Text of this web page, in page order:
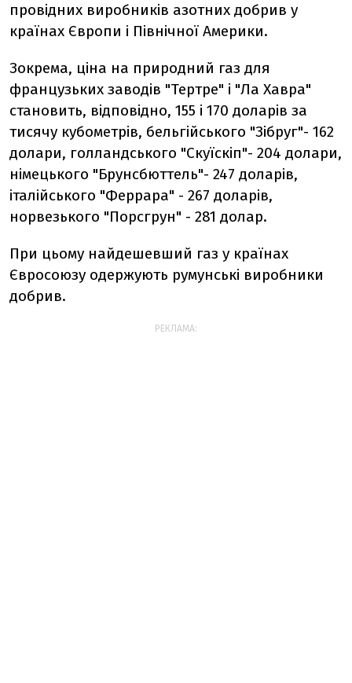
провідних виробників азотних добрив у
країнах Європи і Північної Америки.
Зокрема, ціна на природний газ для
французьких заводів "Тертре" і "Ла Хавра"
становить, відповідно, 155 і 170 доларів за
тисячу кубометрів, бельгійського "Зібруг"- 162
долари, голландського "Скуїскіп"- 204 долари,
німецького "Брунсбюттель"- 247 доларів,
італійського "Феррара" - 267 доларів,
норвезького "Порсгрун" - 281 долар.
При цьому найдешевший газ у країнах
Євросоюзу одержують румунські виробники
добрив.
РЕКЛАМА: